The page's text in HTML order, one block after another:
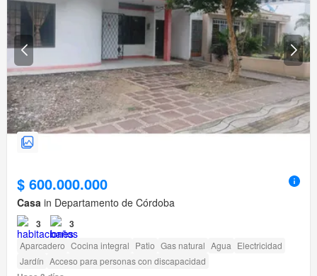
$ 600.000.000
Casa in Departamento de Córdoba
3 3
Aparcadero Cocina integral Patio Gas natural Agua Electricidad
Jardín Acceso para personas con discapacidad